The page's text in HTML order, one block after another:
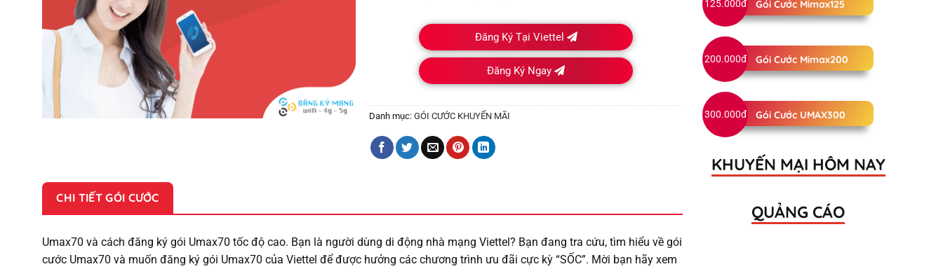
Đăng Ký Tại Viettel
Đăng Ký Ngay
Danh mục:GÓI CƯỚC KHUYẾN MÃI
CHI TIẾT GÓI CƯỚC
Umax70 và cách đăng ký gói Umax70 tốc độ cao. Bạn là người dùng di động nhà mạng Viettel? Bạn đang tra cứu, tìm hiểu về gói
cước Umax70 và muốn đăng ký gói Umax70 của Viettel để được hưởng các chương trình ưu đãi cực kỳ “SỐC”. Mời bạn hãy xem
125.000đ Gói Cước Mimax125
200.000đ Gói Cước Mimax200
300.000đ Gói Cước UMAX300
KHUYẾN MẠI HÔM NAY
QUẢNG CÁO